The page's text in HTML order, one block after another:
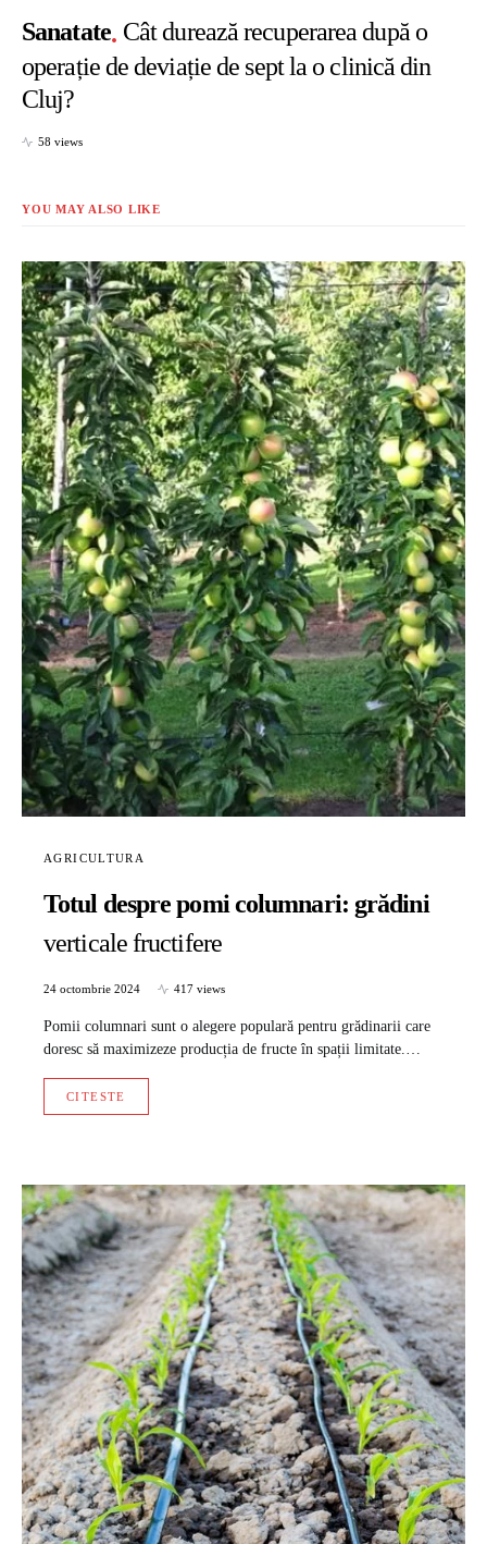
Sanatate Cât durează recuperarea după o
operație de deviație de sept la o clinică din
Cluj?
58 views
YOU MAY ALSO LIKE
AGRICULTURA
Totul despre pomi columnari: grădini
verticale fructifere
24 octombrie 2024 417 views
Pomii columnari sunt o alegere populară pentru grădinarii care
doresc să maximizeze producția de fructe în spații limitate.…
CITESTE